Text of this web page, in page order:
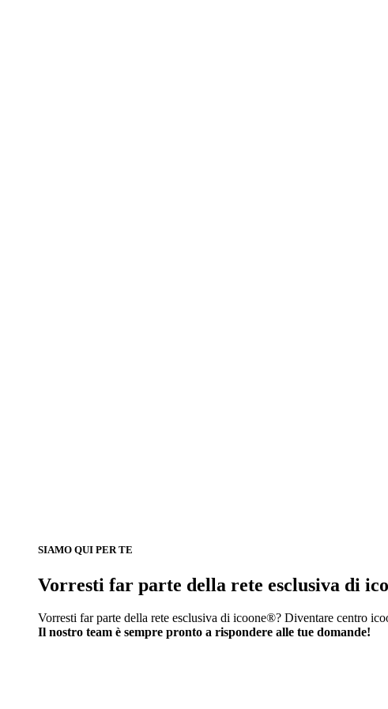
SIAMO QUI PER TE
Vorresti far parte della rete esclusiva di
Vorresti far parte della rete esclusiva di icoone®? Diventare centro
Il nostro team è sempre pronto a rispondere alle tue domande!